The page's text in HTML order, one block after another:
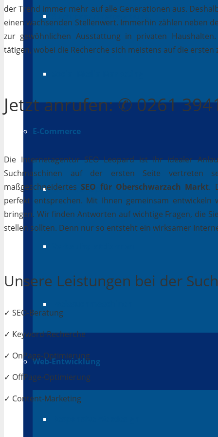
E-Commerce
Online Shops
Web-Entwicklung
der Trend immer mehr auf alle Generationen aus.
einen wachsenden Stellenwert. Immerhin zählen neben
zur gewöhnlichen Ausstattung in privaten
tätigen, wobei die Recherche sich meistens auf die
Jetztanrufen: ✆ 0261
Die Internetagentur SEO Leopard ist Ihr idealer
Suchmaschinen auf der ersten Seite vertreten
maßgeschneidertesSEO für Oberschwarzach Markt.
perfekt entsprechen. Mit Ihnen gemeinsam
bringen. Wir finden Antworten auf wichtige Fragen, die
stellen sollten. Denn nur so entsteht ein wirksamer
Unsere Leistungen bei der
✓ SEO-Beratung
✓ Keyword-Recherche
✓ OnPage-Optimierung
✓ OffPage-Optimierung
✓ Content-Marketing